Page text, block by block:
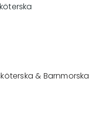
& Barnmorska